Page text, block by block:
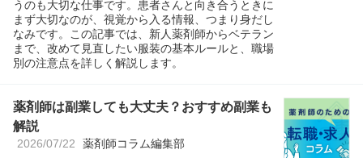
うのも大切な仕事です。患者さんと向き合うときに
まず大切なのが、視覚から入る情報、つまり身だし
なみです。この記事では、新人薬剤師からベテラン
まで、改めて見直したい服装の基本ルールと、職場
別の注意点を詳しく解説します。
薬剤師は副業しても大丈夫？おすすめ副業も
解説
2026/07/22 薬剤師コラム編集部